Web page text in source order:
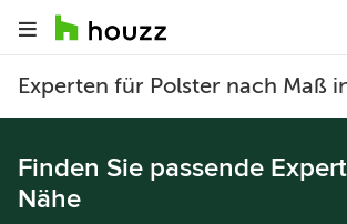
Experten für Polster nach Maß
Finden Sie passende
Nähe